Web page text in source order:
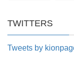
TWITTERS
Tweets by